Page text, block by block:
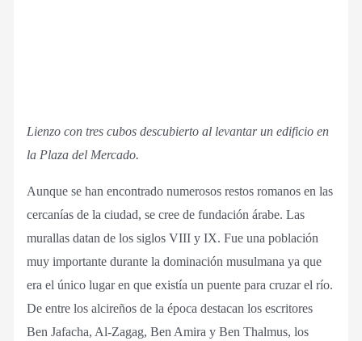
Lienzo con tres cubos descubierto al levantar un edificio en
la Plaza del Mercado.
Aunque se han encontrado numerosos restos romanos en las
cercanías de la ciudad, se cree de fundación árabe. Las
murallas datan de los siglos VIII y IX. Fue una población
muy importante durante la dominación musulmana ya que
era el único lugar en que existía un puente para cruzar el río.
De entre los alcireños de la época destacan los escritores
Ben Jafacha, Al-Zagag, Ben Amira y Ben Thalmus, los